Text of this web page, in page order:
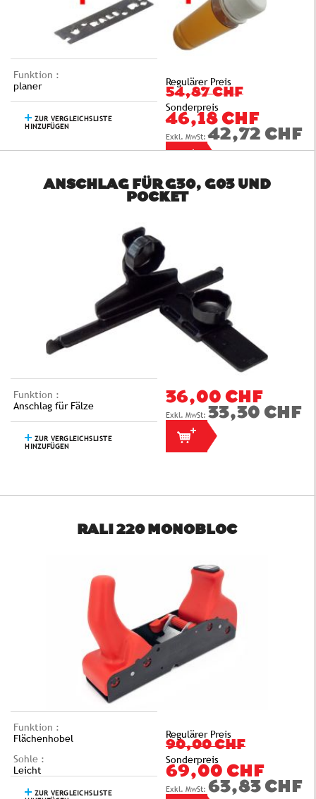
Funktion :
planer
ZUR VERGLEICHSLISTE
HINZUFÜGEN
Regulärer Preis
54,87 CHF
Sonderpreis
46,18 CHF
42,72 CHF
ANSCHLAG FÜR G30, G03 UND
POCKET
Funktion :
Anschlag für Fälze
ZUR VERGLEICHSLISTE
HINZUFÜGEN
36,00 CHF
33,30 CHF
RALI 220 MONOBLOC
Funktion :
Flächenhobel
Sohle :
Leicht
ZUR VERGLEICHSLISTE
Regulärer Preis
90,00 CHF
Sonderpreis
69,00 CHF
63,83 CHF